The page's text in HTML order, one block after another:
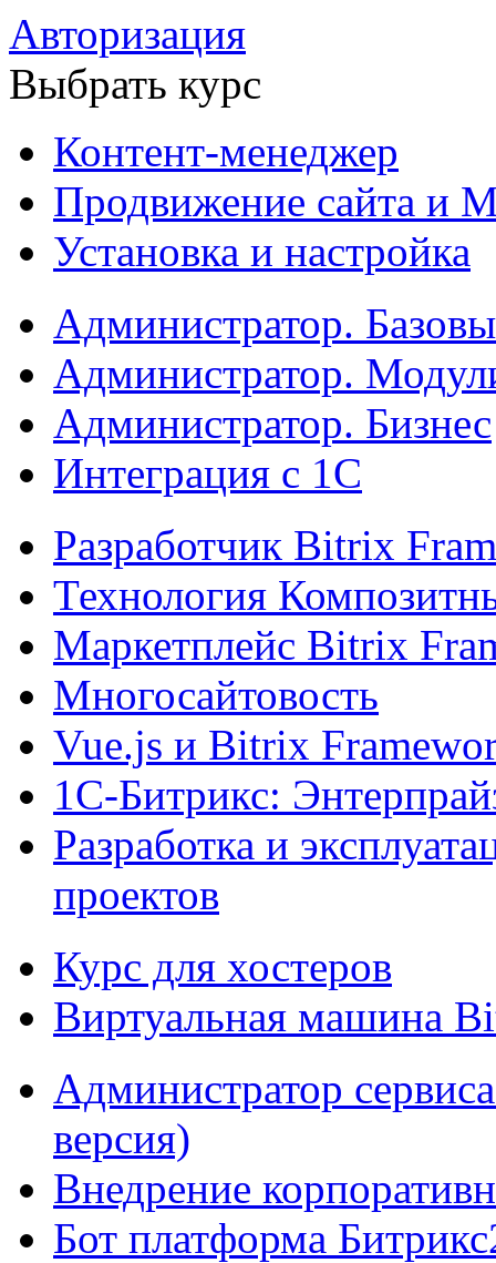
Авторизация
Выбрать курс
Контент-менеджер
Продвижение сайта и
Установка и настройка
Администратор.
Администратор.
Администратор. Бизнес
Интеграция с 1С
Разработчик Bitrix
Технология
Маркетплейс Bitrix
Многосайтовость
Vue.js и Bitrix
1С-Битрикс:
Разработка и
проектов
Курс для хостеров
Виртуальная машина
Администратор
версия)
Внедрение
Бот платформа